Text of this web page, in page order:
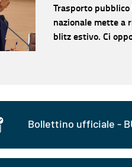
Trasporto pubblico
nazionale mette a
blitz estivo. Ci
Bollettino ufficiale -